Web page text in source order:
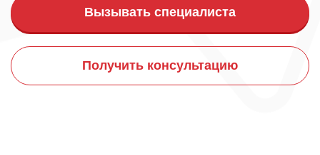
Вызывать специалиста
Получить консультацию